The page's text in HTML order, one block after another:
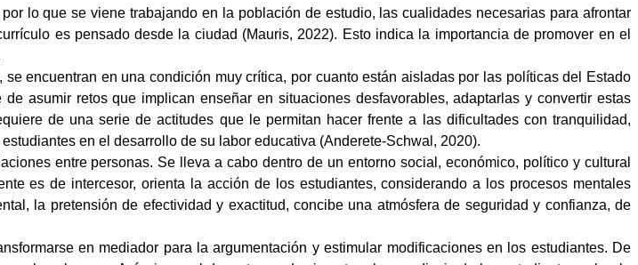
lo que se viene trabajando en la población de estudio, las cualidades necesarias para afrontar
es pensado desde la ciudad (Mauris, 2022). Esto indica la importancia de promover en el
encuentran en una condición muy crítica, por cuanto están aisladas por las políticas del Estado
asumir retos que implican enseñar en situaciones desfavorables, adaptarlas y convertir estas
de una serie de actitudes que le permitan hacer frente a las dificultades con tranquilidad,
en el desarrollo de su labor educativa (Anderete-Schwal, 2020).
entre personas. Se lleva a cabo dentro de un entorno social, económico, político y cultural
es de intercesor, orienta la acción de los estudiantes, considerando a los procesos mentales
la pretensión de efectividad y exactitud, concibe una atmósfera de seguridad y confianza, de
en mediador para la argumentación y estimular modificaciones en los estudiantes. De